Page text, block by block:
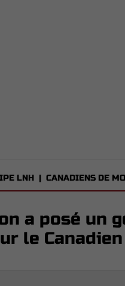
LNH | CANADIENS DE
a posé un
le